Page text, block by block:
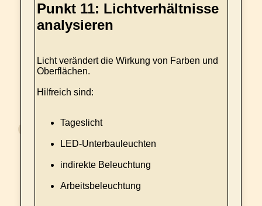
Punkt 11: Lichtverhältnisse
analysieren
Licht verändert die Wirkung von Farben und
Oberflächen.
Hilfreich sind:
Tageslicht
LED-Unterbauleuchten
indirekte Beleuchtung
Arbeitsbeleuchtung